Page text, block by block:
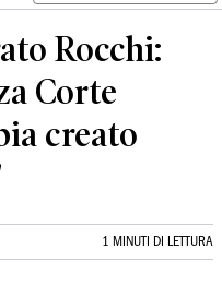
Rocchi:
Corte
creato
1 MINUTI DI LETTURA